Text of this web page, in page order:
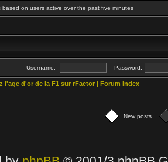
based on users active over the past five minutes
Username: Password:
l'age d'or de la F1 sur rFactor | Forum Index
New posts